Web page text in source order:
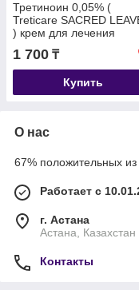
Третиноин 0,05% (
Treticare SACRED
) крем для лечения
прыщей и омоложения
кожи 30 гр
1 700 ₸
Купить
О нас
67% положительных из
Работает с
г. Астана
Астана, Казахстан
Контакты